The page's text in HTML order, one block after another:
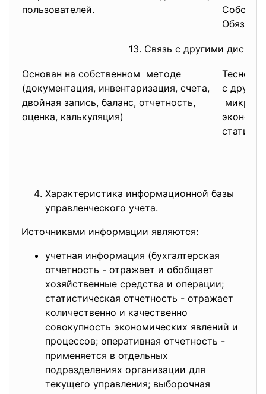
пользователей.
13. Связь с другими
Основан на собственном методе
(документация, инвентаризация, счета,
двойная запись, баланс, отчетность,
оценка, калькуляция)
Тесно
с
Характеристика информационной базы
управленческого учета.
Источниками информации являются:
учетная информация (бухгалтерская
отчетность - отражает и обобщает
хозяйственные средства и операции;
статистическая отчетность - отражает
количественно и качественно
совокупность экономических явлений и
процессов; оперативная отчетность -
применяется в отдельных
подразделениях организации для
текущего управления; выборочная